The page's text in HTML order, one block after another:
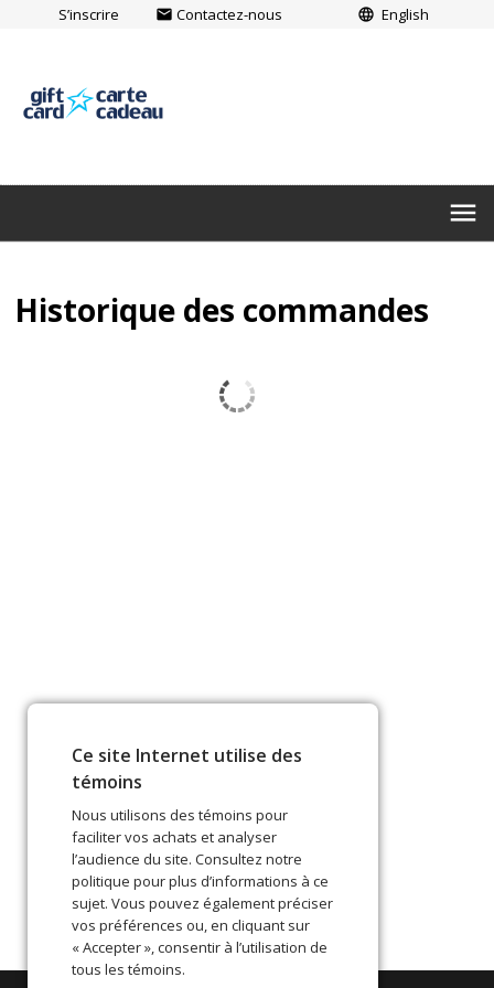
S’inscrire email Contactez-nous language English
menu
Historique des commandes
Ce site Internet utilise des
témoins
Nous utilisons des témoins pour
faciliter vos achats et analyser
l’audience du site. Consultez notre
politique pour plus d’informations à ce
sujet. Vous pouvez également préciser
vos préférences ou, en cliquant sur
« Accepter », consentir à l’utilisation de
tous les témoins.